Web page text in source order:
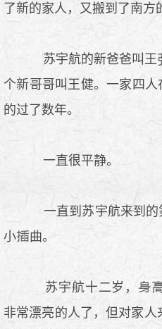
了新的家人，又搬到了南方
苏宇航的新爸爸叫王
个新哥哥叫王健。一家四
的过了数年。
一直很平静。
一直到苏宇航来到的
小
曲。
苏宇航十二岁，
非常漂亮的人了，但对家人